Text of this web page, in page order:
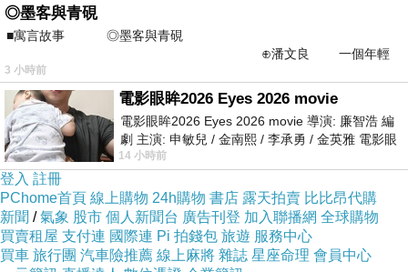
很慶幸我的人生有我姊
尤其每次我載姊和竹回頭份的路上,嘻嘻哈哈+吐苦水的過
程相當療瘉
◎墨客與青硯
■寓言故事 ◎墨客與青硯
⊕潘文良 一個年輕
的墨客，在京城的古玩肆裡
3 小時前
電影眼眸2026 Eyes 2026 movie
電影眼眸2026 Eyes 2026 movie 導演: 廉智浩 編
劇 主演: 申敏兒 / 金南熙 / 李承勇 / 金英雅 電影眼
眸2026描述攝影師徐珍因遺
14 小時前
登入 註冊
PChome首頁 線上購物 24h購物 書店 露天拍賣 比比昂代購
新聞 /氣象 股市 個人新聞台 廣告刊登 加入聯播網 全球購物
買賣租屋 支付連 國際連 Pi 拍錢包 旅遊 服務中心
買車 旅行團 汽車險推薦 線上麻將 雜誌 星座命理 會員中心